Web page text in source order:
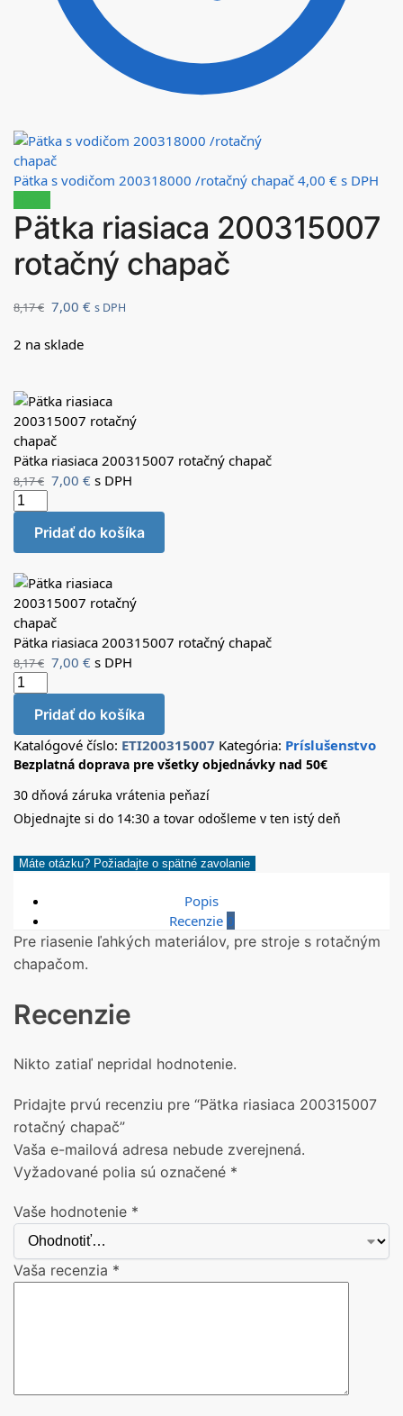
Pätka s vodičom 200318000 /rotačný chapač 4,00 € s DPH
Pätka riasiaca 200315007
rotačný chapač
8,17€ 7,00 € s DPH
2 na sklade
Pätka riasiaca 200315007 rotačný chapač
8,17€ 7,00 € s DPH
Pridať do košíka
Pätka riasiaca 200315007 rotačný chapač
8,17€ 7,00 € s DPH
Pridať do košíka
Katalógové číslo: ETI200315007 Kategória: Príslušenstvo
Bezplatná doprava pre všetky objednávky nad 50€
30 dňová záruka vrátenia peňazí
Objednajte si do 14:30 a tovar odošleme v ten istý deň
Máte otázku? Požiadajte o spätné zavolanie
Popis
Recenzie 0
Pre riasenie ľahkých materiálov, pre stroje s rotačným
chapačom.
Recenzie
Nikto zatiaľ nepridal hodnotenie.
Pridajte prvú recenziu pre “Pätka riasiaca 200315007
rotačný chapač”
Vaša e-mailová adresa nebude zverejnená.
Vyžadované polia sú označené *
Vaše hodnotenie *
Vaša recenzia *